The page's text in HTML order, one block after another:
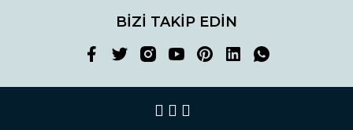
BİZİ TAKİP EDİN